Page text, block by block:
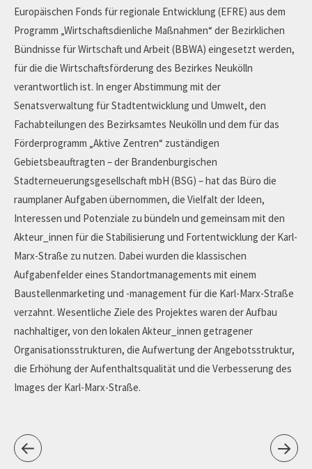
Europäischen Fonds für regionale Entwicklung (EFRE) aus dem
Programm „Wirtschaftsdienliche Maßnahmen“ der Bezirklichen
Bündnisse für Wirtschaft und Arbeit (BBWA) eingesetzt werden,
für die die Wirtschaftsförderung des Bezirkes Neukölln
verantwortlich ist. In enger Abstimmung mit der
Senatsverwaltung für Stadtentwicklung und Umwelt, den
Fachabteilungen des Bezirksamtes Neukölln und dem für das
Förderprogramm „Aktive Zentren“ zuständigen
Gebietsbeauftragten – der Brandenburgischen
Stadterneuerungsgesellschaft mbH (BSG) – hat das Büro die
raumplaner Aufgaben übernommen, die Vielfalt der Ideen,
Interessen und Potenziale zu bündeln und gemeinsam mit den
Akteur_innen für die Stabilisierung und Fortentwicklung der Karl-
Marx-Straße zu nutzen. Dabei wurden die klassischen
Aufgabenfelder eines Standortmanagements mit einem
Baustellenmarketing und -management für die Karl-Marx-Straße
verzahnt. Wesentliche Ziele des Projektes waren der Aufbau
nachhaltiger, von den lokalen Akteur_innen getragener
Organisationsstrukturen, die Aufwertung der Angebotsstruktur,
die Erhöhung der Aufenthaltsqualität und die Verbesserung des
Images der Karl-Marx-Straße.